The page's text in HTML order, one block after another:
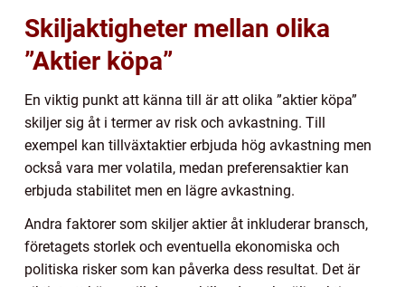
Skiljaktigheter mellan olika
”Aktier köpa”
En viktig punkt att känna till är att olika ”aktier köpa”
skiljer sig åt i termer av risk och avkastning. Till
exempel kan tillväxtaktier erbjuda hög avkastning men
också vara mer volatila, medan preferensaktier kan
erbjuda stabilitet men en lägre avkastning.
Andra faktorer som skiljer aktier åt inkluderar bransch,
företagets storlek och eventuella ekonomiska och
politiska risker som kan påverka dess resultat. Det är